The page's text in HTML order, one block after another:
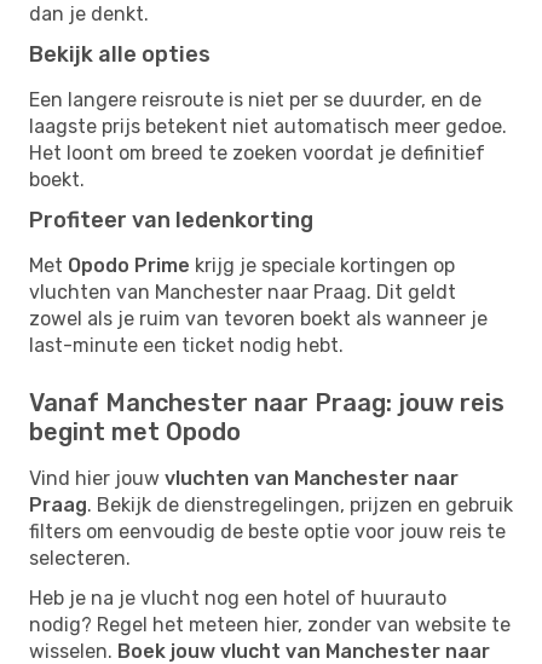
dan je denkt.
Bekijk alle opties
Een langere reisroute is niet per se duurder, en de
laagste prijs betekent niet automatisch meer gedoe.
Het loont om breed te zoeken voordat je definitief
boekt.
Profiteer van ledenkorting
Met Opodo Prime krijg je speciale kortingen op
vluchten van Manchester naar Praag. Dit geldt
zowel als je ruim van tevoren boekt als wanneer je
last-minute een ticket nodig hebt.
Vanaf Manchester naar Praag: jouw reis
begint met Opodo
Vind hier jouw vluchten van Manchester naar
Praag. Bekijk de dienstregelingen, prijzen en gebruik
filters om eenvoudig de beste optie voor jouw reis te
selecteren.
Heb je na je vlucht nog een hotel of huurauto
nodig? Regel het meteen hier, zonder van website te
wisselen. Boek jouw vlucht van Manchester naar